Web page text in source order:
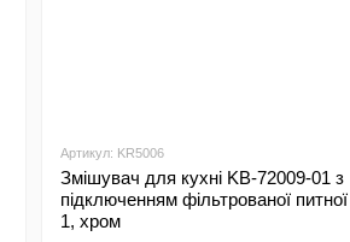
Артикул: KR5006
Змішувач для кухні KB-72009-01 з
підключенням фільтрованої
1, хром